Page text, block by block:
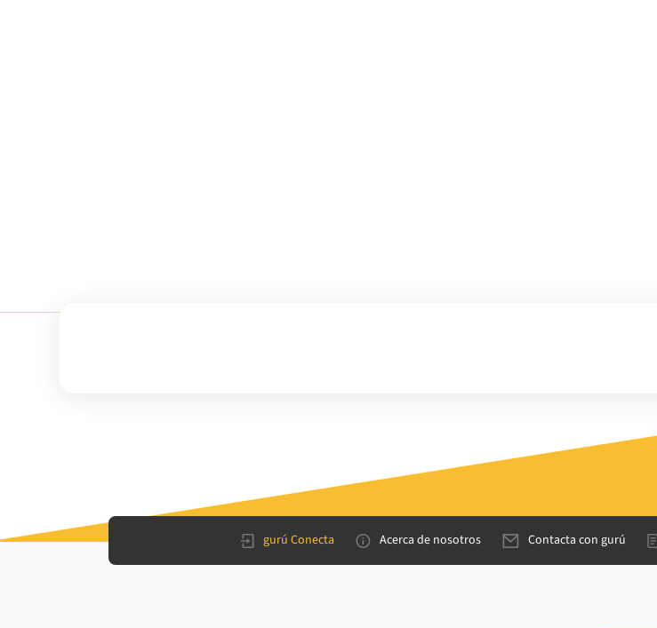
gurú Conecta Acerca de nosotros Contacta con gurú